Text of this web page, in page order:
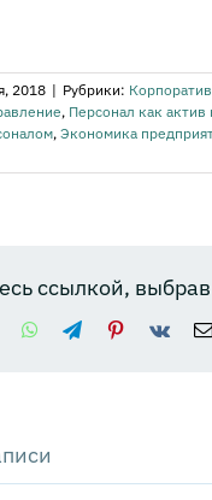
2018 | Рубрики:
, Персонал как актив
, Экономика
ссылкой,
WhatsApp
TelegramPinterest
Vk